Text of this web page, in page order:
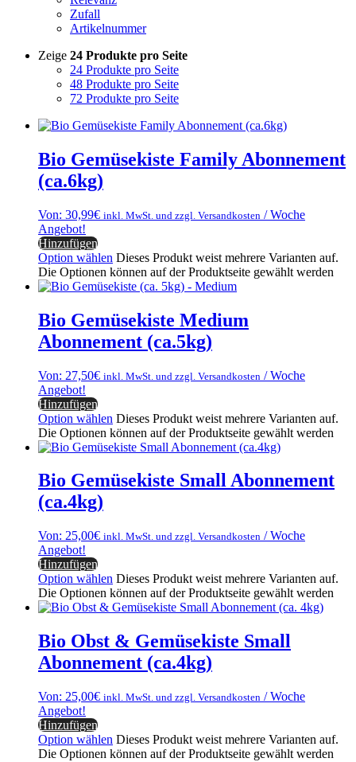
Zufall
Artikelnummer
Zeige 24 Produkte pro Seite
24 Produkte pro Seite
48 Produkte pro Seite
72 Produkte pro Seite
Bio Gemüsekiste Family Abonnement
(ca.6kg)
Von: 30,99€ inkl. MwSt. und zzgl. Versandkosten / Woche
Angebot!
Hinzufügen
Option wählen Dieses Produkt weist mehrere Varianten auf.
Die Optionen können auf der Produktseite gewählt werden
Bio Gemüsekiste Medium
Abonnement (ca.5kg)
Von: 27,50€ inkl. MwSt. und zzgl. Versandkosten / Woche
Angebot!
Hinzufügen
Option wählen Dieses Produkt weist mehrere Varianten auf.
Die Optionen können auf der Produktseite gewählt werden
Bio Gemüsekiste Small Abonnement
(ca.4kg)
Von: 25,00€ inkl. MwSt. und zzgl. Versandkosten / Woche
Angebot!
Hinzufügen
Option wählen Dieses Produkt weist mehrere Varianten auf.
Die Optionen können auf der Produktseite gewählt werden
Bio Obst & Gemüsekiste Small
Abonnement (ca.4kg)
Von: 25,00€ inkl. MwSt. und zzgl. Versandkosten / Woche
Angebot!
Hinzufügen
Option wählen Dieses Produkt weist mehrere Varianten auf.
Die Optionen können auf der Produktseite gewählt werden